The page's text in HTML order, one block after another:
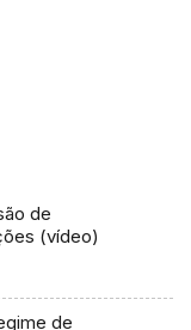
de
(vídeo)
de